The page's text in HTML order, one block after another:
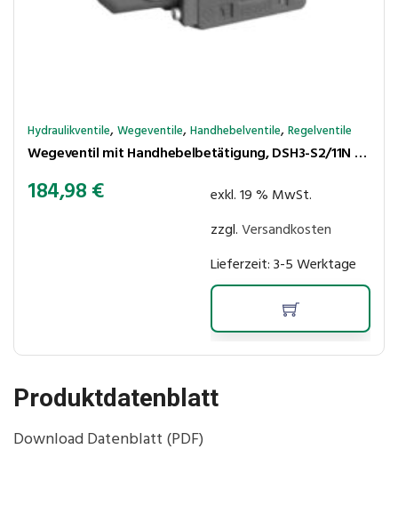
Hydraulikventile,Wegeventile,Handhebelventile,Regelventile
Wegeventil mit Handhebelbetätigung, DSH3-S2/11N (NG06 / CETOP 3)
184,98€
exkl. 19 % MwSt.
zzgl.Versandkosten
Lieferzeit:3-5 Werktage
Produktdatenblatt
Download Datenblatt (PDF)